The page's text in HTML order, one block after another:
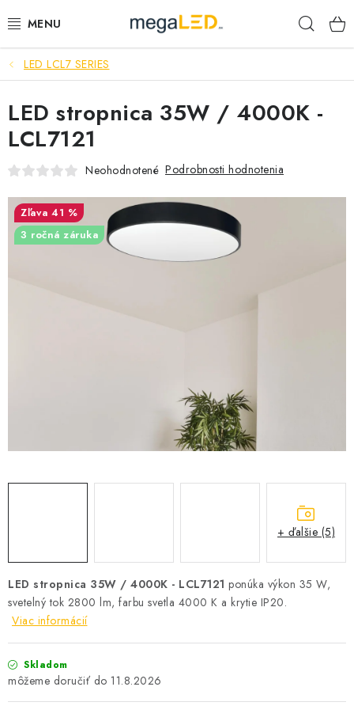
na
PRIEMYSEL
SVIETIDLÁ
ŽIAROVKY A TRUBICE
ELEKTROMATERIÁL
SEZÓNNE VÝPREDAJE POĽNOPOTREBY
OBCHODNÉ PODMIENKY
O NÁS - MEGALED & JANTON ZÁKAMENNÉ
Reklamácie a formulár na odstúpenie od zmluvy
Obchodné podmienky
Zľavy pre profíkov
Hodnotenie obchodu
LED LCL7 SERIES
LED stropnica 35W / 4000K - LCL7121 ponúka výkon 35 W,
svetelný tok 2800 lm, farbu svetla 4000 K a krytie IP20.
Viac informácií
Skladom
11.8.2026
LED stropnica 35W / 4000K -
LCL7121
Neohodnotené Podrobnosti hodnotenia
41 %
3 ročná záruka
+ ďalšie (5)